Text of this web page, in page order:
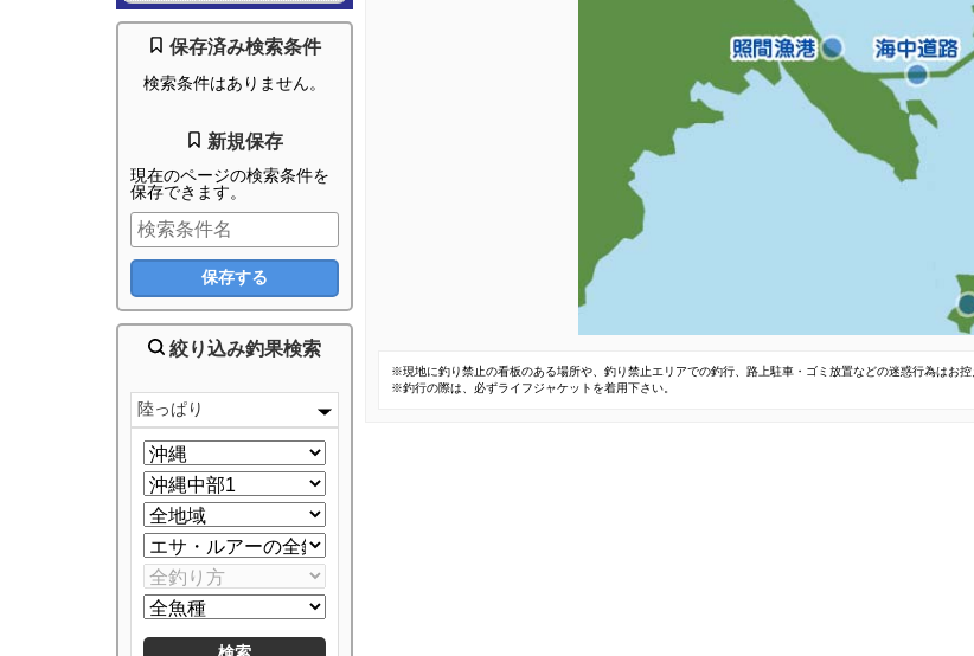
保存済み検索条件
検索条件はありません。
新規保存
現在のページの検索条件を
保存できます。
絞り込み釣果検索
陸っぱり
※現地に釣り禁止の看板のある場所や、釣り禁止エリアでの釣行、路上駐車・ゴミ放置などの迷惑行為はお控
※釣行の際は、必ずライフジャケットを着用下さい。